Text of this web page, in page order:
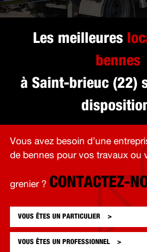
Les meilleures
bennes
à Saint-brieuc (22)
Vous avez besoin d’une
de bennes pour vos travaux ou
grenier ? CONTACTEZ-
VOUS ÊTES UN PARTICULIER
VOUS ÊTES UN PROFESSIONNEL